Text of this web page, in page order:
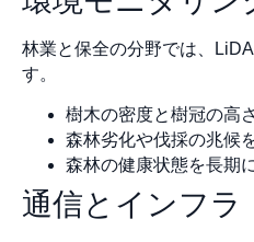
林業と保全の分野では、
す。
樹木の密度と樹冠の高
森林劣化や伐採の兆候
森林の健康状態を長期
通信とインフラ